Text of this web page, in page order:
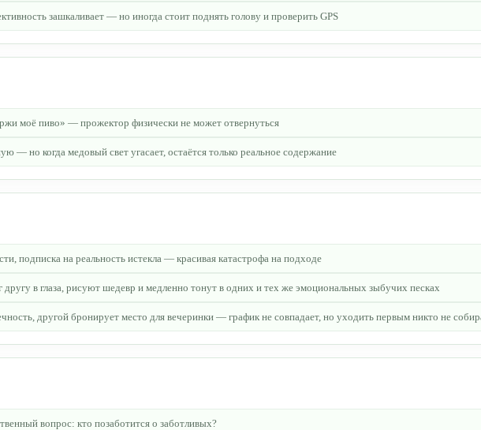
зашкаливает — но иногда стоит поднять голову и проверить GPS
моё пиво» — прожектор физически не может отвернуться
— но когда медовый свет угасает, остаётся только реальное содержание
подписка на реальность истекла — красивая катастрофа на подходе
другу в глаза, рисуют шедевр и медленно тонут в одних и тех же эмоциональных зыбучих песках
другой бронирует место для вечеринки — график не совпадает, но уходить первым никто не
вопрос: кто позаботится о заботливых?